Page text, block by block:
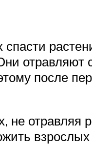
спасти
отравляют
после
отравляя
взрослых